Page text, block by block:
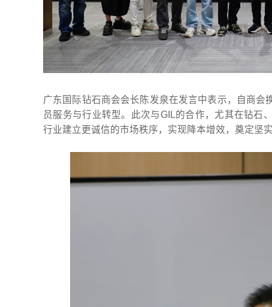
广东国际钻石商会会长陈发泉在发言中表示，自商会
员服务与行业转型。此次与GIL的合作，尤其在钻石
行业建立更诚信的市场秩序，实现降本增效，奠定坚实